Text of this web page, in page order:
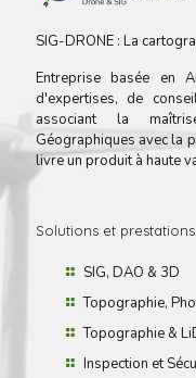
SIG-DRONE : La
Entreprise basée en
d'expertises, de
associant la
Géographiques avec la
livre un produit à haute
Solutions et prestations
SIG, DAO & 3D
Topographie,
Topographie &
Inspection et